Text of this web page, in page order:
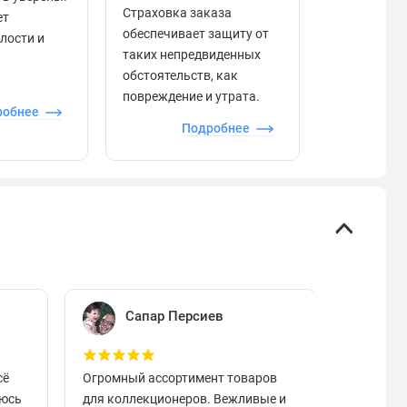
и
Страховка заказа
обеспечивает защиту от
таких непредвиденных
обстоятельств, как
повреждение и утрата.
Подробнее
Сапар Персиев
Огромный ассортимент товаров
для коллекционеров. Вежливые и